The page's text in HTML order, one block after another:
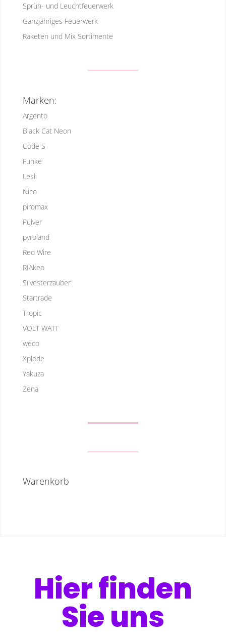
Sprüh- und Leuchtfeuerwerk
Ganzjähriges Feuerwerk
Raketen und Mix Sortimente
Marken:
Argento
Black Cat Neon
Code S
Funke
Lesli
Nico
piromax
Pulver
pyroland
Red Wire
RIAkeo
Silvesterzauber
Startrade
Tropic
VOLT WATT
weco
Xplode
Yakuza
Zena
Warenkorb
Hier finden
Sie uns